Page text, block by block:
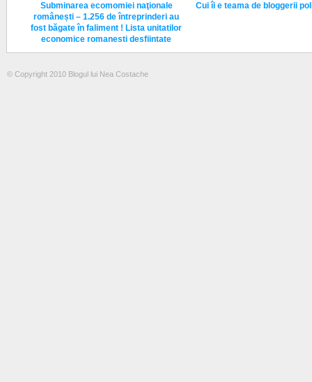
Subminarea ecomomiei naţionale
românești – 1.256 de întreprinderi au
fost băgate în faliment ! Lista unitatilor
economice romanesti desfiintate
Cui îi e teama de bloggerii
© Copyright 2010 Blogul lui Nea Costache